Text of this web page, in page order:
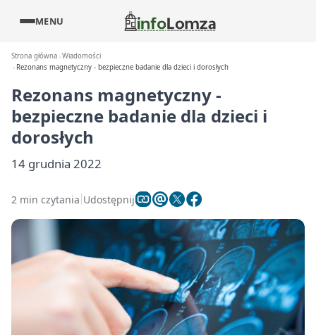
MENU
Strona główna Wiadomości
Rezonans magnetyczny - bezpieczne badanie dla dzieci i dorosłych
Rezonans magnetyczny -
bezpieczne badanie dla dzieci i
dorosłych
14 grudnia 2022
2 min czytania Udostępnij